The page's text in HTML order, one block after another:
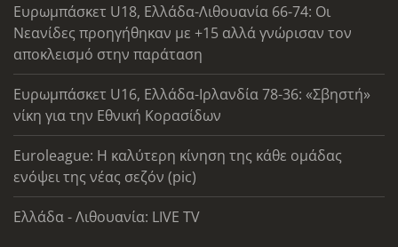
Ευρωμπάσκετ U18, Ελλάδα-Λιθουανία 66-74: Οι
Νεανίδες προηγήθηκαν με +15 αλλά γνώρισαν τον
αποκλεισμό στην παράταση
Ευρωμπάσκετ U16, Ελλάδα-Ιρλανδία 78-36: «Σβηστή»
νίκη για την Εθνική Κορασίδων
Euroleague: Η καλύτερη κίνηση της κάθε ομάδας
ενόψει της νέας σεζόν (pic)
Ελλάδα - Λιθουανία: LIVE TV